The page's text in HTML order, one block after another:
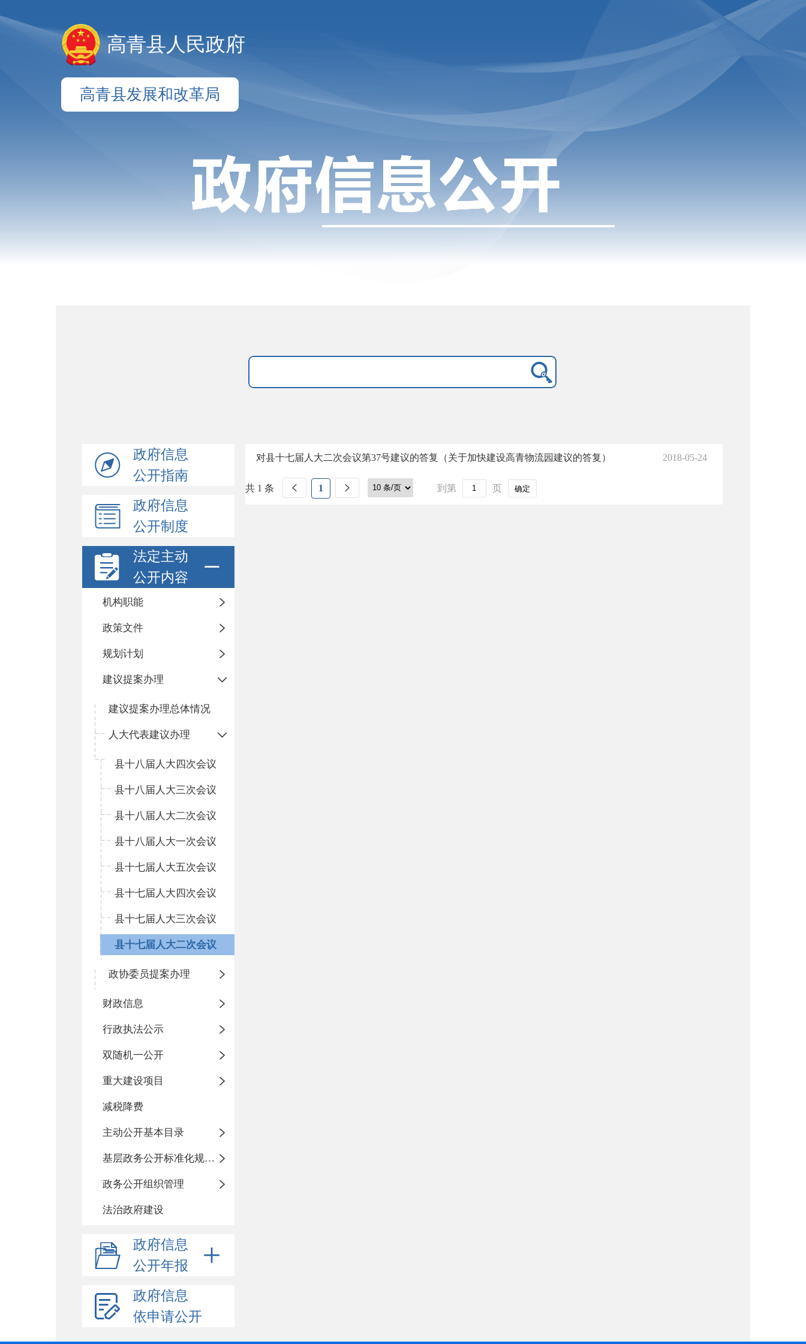
高青县人民政府
高青县发展和改革局
政府信息
公开指南
政府信息
公开制度
法定主动
公开内容
机构职能
政策文件
规划计划
建议提案办理
建议提案办理总体情况
人大代表建议办理
县十八届人大四次会议
县十八届人大三次会议
县十八届人大二次会议
县十八届人大一次会议
县十七届人大五次会议
县十七届人大四次会议
县十七届人大三次会议
县十七届人大二次会议
政协委员提案办理
财政信息
行政执法公示
双随机一公开
重大建设项目
减税降费
主动公开基本目录
基层政务公开标准化规范化
政务公开组织管理
法治政府建设
政府信息
公开年报
政府信息
依申请公开
对县十七届人大二次会议第37号建议的答复（关于加快建设高青物流园建议的答复） 2018-05-24
共 1 条 1 到第 页 确定